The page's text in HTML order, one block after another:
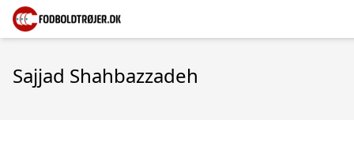
Sajjad Shahbazzadeh